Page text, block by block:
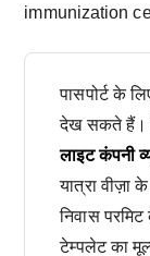
immunization
पासपोर्ट के
देख सकते हैं।
लाइट कंपनी
यात्रा वीज़ा
निवास
टेम्पलेट का